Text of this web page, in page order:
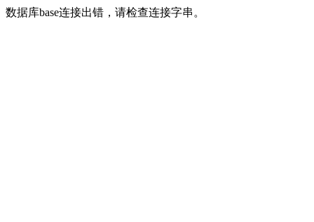
数据库base连接出错，请检查连接字串。